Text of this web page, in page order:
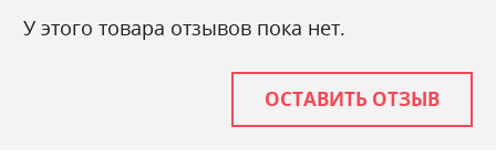
У этого товара отзывов пока нет.
ОСТАВИТЬ ОТЗЫВ